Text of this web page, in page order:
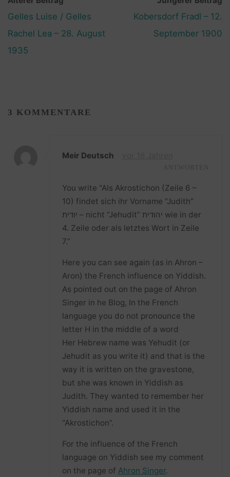
Gelles Luise / Gelles
Rachel Lea – 28. August
1935
Kobersdorf Fradl – 12.
September 1900
3 KOMMENTARE
Meir Deutsch
You write “Als Akrostichon (Zeile 6 –
10) findet sich ihr Vorname “Judith”
יודית – nicht “Jehudit” יהודית wie in der
4. Zeile oder als letztes Wort in Zeile
7.”
Here you can see again (as in Ahron –
Aron) the French influence on Yiddish.
As pointed out on the page of Ahron
Singer in he Blog, In the French
language you do not pronounce the
letter H in the middle of a word
Her Hebrew name was Yehudit (or
Jehudit as you write it) and that is the
way it is written on the gravestone,
but she was known in Yiddish as
Judith. They wanted to remember her
Yiddish name and used it in the
“Akrostichon”.
For the influence of the French
language on Yiddish see my comment
on the page ofAhron Singer.